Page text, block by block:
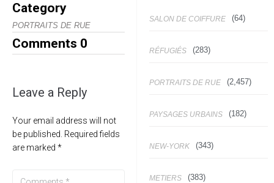
Category
PORTRAITS DE RUE
Comments 0
Leave a Reply
Your email address will not
be published. Required fields
are marked *
SALON DE COIFFURE (64)
RÉFUGIÉS (283)
PORTRAITS DE RUE (2,457)
PAYSAGES URBAINS (182)
NEW-YORK (343)
METIERS (383)